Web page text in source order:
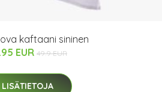
kaftaani sininen
EUR 49.9 EUR
LISÄTIETOJA